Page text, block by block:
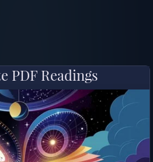
PDF Readings